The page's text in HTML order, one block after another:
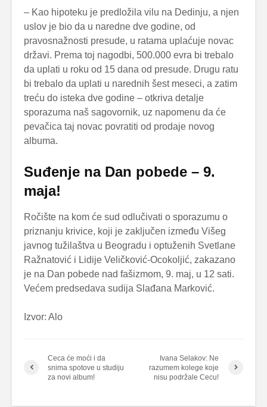
– Kao hipoteku je predložila vilu na Dedinju, a njen
uslov je bio da u naredne dve godine, od
pravosnažnosti presude, u ratama uplaćuje novac
državi. Prema toj nagodbi, 500.000 evra bi trebalo
da uplati u roku od 15 dana od presude. Drugu ratu
bi trebalo da uplati u narednih šest meseci, a zatim
treću do isteka dve godine – otkriva detalje
sporazuma naš sagovornik, uz napomenu da će
pevačica taj novac povratiti od prodaje novog
albuma.
Suđenje na Dan pobede – 9.
maja!
Ročište na kom će sud odlučivati o sporazumu o
priznanju krivice, koji je zaključen između Višeg
javnog tužilaštva u Beogradu i optuženih Svetlane
Ražnatović i Lidije Veličković-Ocokoljić, zakazano
je na Dan pobede nad fašizmom, 9. maj, u 12 sati.
Većem predsedava sudija Slađana Marković.
Izvor: Alo
Ceca će moći i da
snima spotove u studiju
za novi album!
Ivana Selakov: Ne
razumem kolege koje
nisu podržale Cecu!